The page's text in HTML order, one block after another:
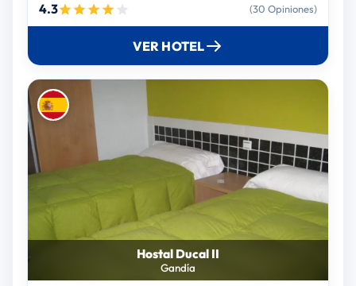
4.3 (30 Opiniones)
VER HOTEL
Hostal Ducal II
Gandía